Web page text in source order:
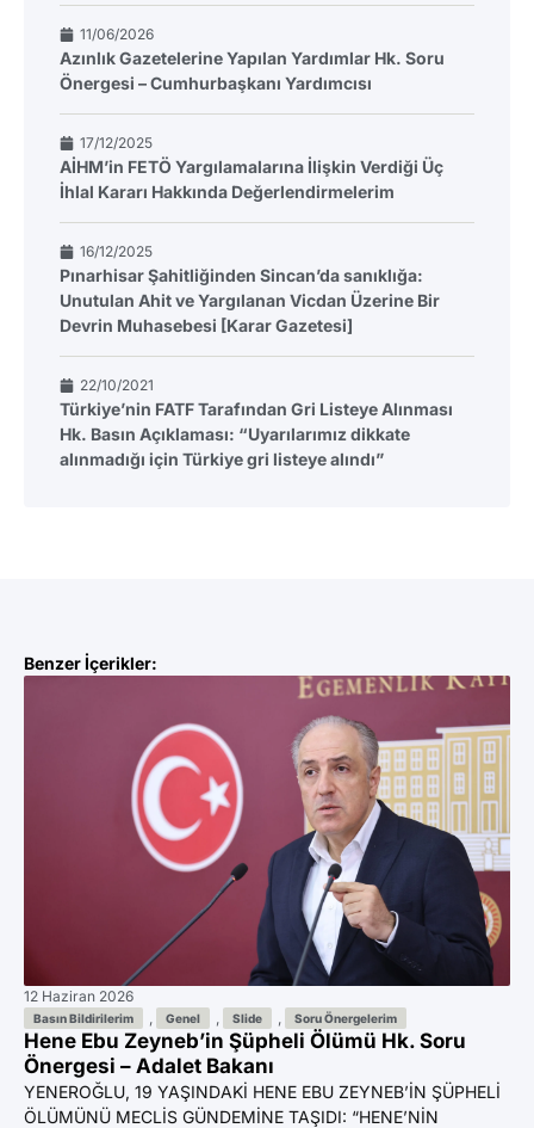
11/06/2026
Azınlık Gazetelerine Yapılan Yardımlar Hk. Soru
Önergesi – Cumhurbaşkanı Yardımcısı
17/12/2025
AİHM’in FETÖ Yargılamalarına İlişkin Verdiği Üç
İhlal Kararı Hakkında Değerlendirmelerim
16/12/2025
Pınarhisar Şahitliğinden Sincan’da sanıklığa:
Unutulan Ahit ve Yargılanan Vicdan Üzerine Bir
Devrin Muhasebesi [Karar Gazetesi]
22/10/2021
Türkiye’nin FATF Tarafından Gri Listeye Alınması
Hk. Basın Açıklaması: “Uyarılarımız dikkate
alınmadığı için Türkiye gri listeye alındı”
Benzer İçerikler:
12 Haziran 2026
Basın Bildirilerim Genel Slide Soru Önergelerim
Hene Ebu Zeyneb’in Şüpheli Ölümü Hk. Soru
Önergesi – Adalet Bakanı
YENEROĞLU, 19 YAŞINDAKİ HENE EBU ZEYNEB’İN ŞÜPHELİ
ÖLÜMÜNÜ MECLİS GÜNDEMİNE TAŞIDI: “HENE’NİN